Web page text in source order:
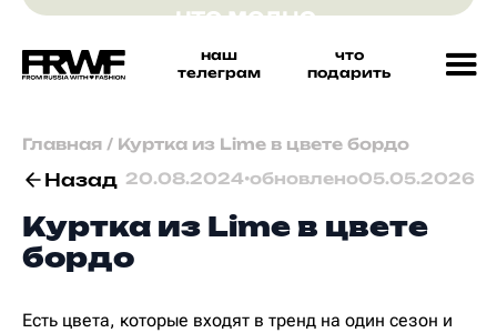
наш
телеграм
что
подарить
Главная / Куртка из Lime в цвете бордо
Назад 20.08.2024•обновлено05.05.2026
Куртка из Lime в цвете
бордо
Есть цвета, которые входят в тренд на один сезон и